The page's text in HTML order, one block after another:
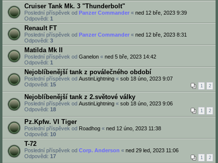
Cruiser Tank Mk. 3 "Thunderbolt"
Poslední příspěvek od Panzer Commander « ned 12 bře, 2023 9:39
Odpovědi: 1
Renault FT
Poslední příspěvek od Panzer Commander « ned 12 bře, 2023 8:31
Odpovědi: 3
Matilda Mk II
Poslední příspěvek od Ganelon « ned 5 bře, 2023 14:42
Odpovědi: 1
Nejoblíbenější tank z poválečného období
Poslední příspěvek od AustinLightning « sob 18 úno, 2023 9:07
Odpovědi: 15 1 2
Nejoblíbenější tank z 2.světové války
Poslední příspěvek od AustinLightning « sob 18 úno, 2023 9:06
Odpovědi: 18 1 2
Pz.Kpfw. VI Tiger
Poslední příspěvek od Roadhog « ned 12 úno, 2023 11:38
Odpovědi: 10
T-72
Poslední příspěvek od Corp. Anderson « ned 29 led, 2023 11:06
Odpovědi: 17 1 2